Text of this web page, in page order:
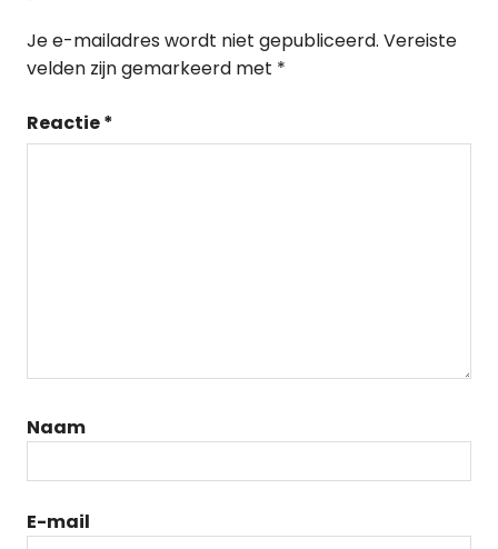
Je e-mailadres wordt niet gepubliceerd. Vereiste
velden zijn gemarkeerd met *
Reactie*
Naam
E-mail